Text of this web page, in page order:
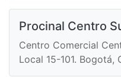
Procinal Centro
Centro Comercial
Local 15-101. Bogotá,